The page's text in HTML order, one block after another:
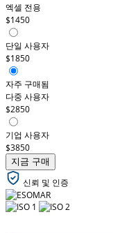
엑셀 전용
$1450
단일 사용자
$1850
자주 구매됨
다중 사용자
$2850
기업 사용자
$3850
지금 구매
신뢰 및 인증